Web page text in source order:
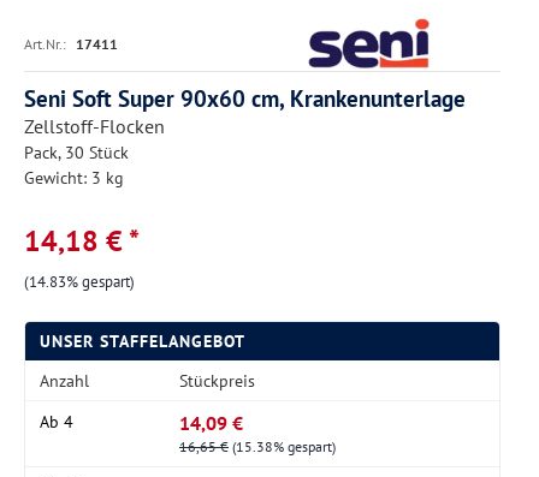
Art.Nr.: 17411
Seni Soft Super 90x60 cm, Krankenunterlage
Zellstoff-Flocken
Pack, 30 Stück
Gewicht: 3 kg
14,18 € *
(14.83% gespart)
UNSER STAFFELANGEBOT
Anzahl
Stückpreis
Ab 4 14,09 €
16,65 € (15.38% gespart)